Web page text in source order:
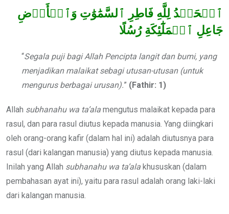
ٱلۡحَمۡدُ لِلَّهِ فَاطِرِ ٱلسَّمَٰوَٰتِ وَٱلۡأَرۡضِ
جَاعِلِ ٱلۡمَلَٰٓئِكَةِ رُسُلًا
“Segala puji bagi Allah Pencipta langit dan bumi, yang
menjadikan malaikat sebagi utusan-utusan (untuk
mengurus berbagai urusan).” (Fathir: 1)
Allah subhanahu wa ta’ala mengutus malaikat kepada para
rasul, dan para rasul diutus kepada manusia. Yang diingkari
oleh orang-orang kafir (dalam hal ini) adalah diutusnya para
rasul (dari kalangan manusia) yang diutus kepada manusia.
Inilah yang Allah subhanahu wa ta’ala khususkan (dalam
pembahasan ayat ini), yaitu para rasul adalah orang laki-laki
dari kalangan manusia.